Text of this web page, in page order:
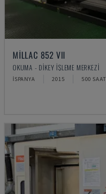
MILLAC 852 VII
OKUMA - DIKEY İŞLEME MERKEZI
İSPANYA 2015 500 SAAT